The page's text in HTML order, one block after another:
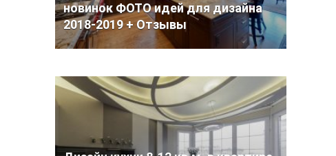
новинок ФОТО идей для дизайна
2018-2019 + Отзывы